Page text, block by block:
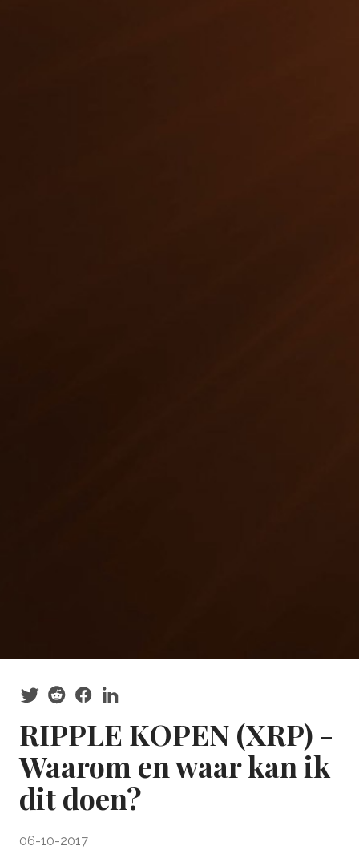
RIPPLE KOPEN (XRP) -
Waarom en waar kan ik
dit doen?
06-10-2017